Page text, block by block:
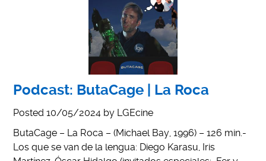
Podcast: ButaCage | La Roca
Posted10/05/2024 by LGEcine
ButaCage – La Roca – (Michael Bay, 1996) – 126 min.-
Los que se van de la lengua: Diego Karasu, Iris